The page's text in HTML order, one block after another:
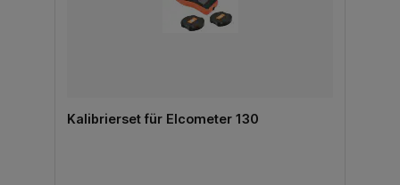
Kalibrierset für Elcometer 130